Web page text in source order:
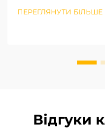
систем зберігання, що
ПЕРЕГЛЯНУТИ БІЛЬШЕ
Відгуки